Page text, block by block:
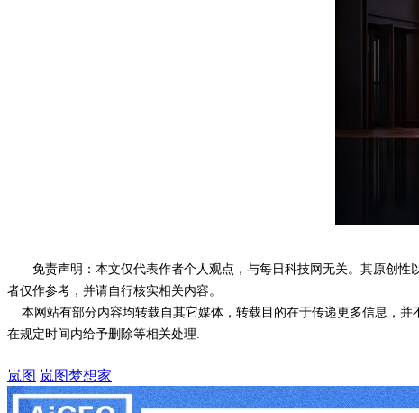
免责声明：本文仅代表作者个人观点，与每日科技网无关。其原创
者仅作参考，并请自行核实相关内容。
本网站有部分内容均转载自其它媒体，转载目的在于传递更多信息，
在规定时间内给予删除等相关处理.
岚图 岚图梦想家